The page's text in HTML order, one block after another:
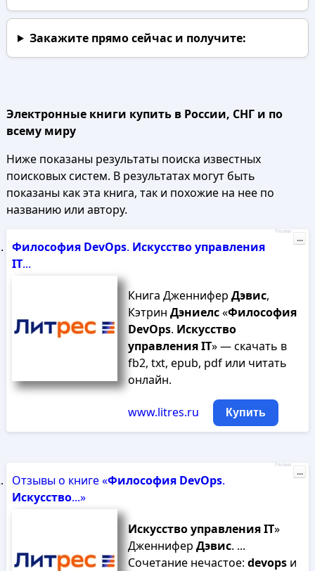
Закажите прямо сейчаси получите:
Электронные книги купить в России, СНГ и по
всему миру
Ниже показаны результаты поиска известных
поисковых систем. В результатах могут быть
показаны как эта книга, так и похожие на нее по
названию или автору.
Философия DevOps. Искусствоуправления
IT...
Книга Дженнифер Дэвис,
Кэтрин Дэниелс«Философия
DevOps. Искусство
управленияIT» — скачать в
fb2, txt, epub, pdf или читать
онлайн.
www.litres.ru Купить
Реклама
...
Отзывы о книге «Философия DevOps.
Искусство...»
ИскусствоуправленияIT»
Дженнифер Дэвис. ...
Сочетание нечастое: devopsи
Реклама
...